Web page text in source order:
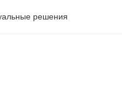
решения